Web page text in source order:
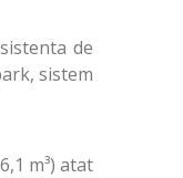
de
sistem
m³) atat